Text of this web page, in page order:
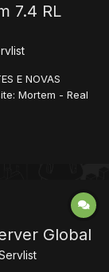
7.4 RL
E NOVAS
Mortem - Real
Global